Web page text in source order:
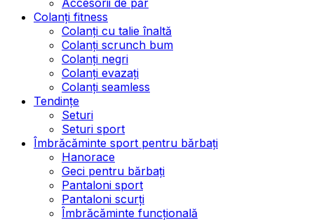
Colanți fitness
Colanți cu talie înaltă
Colanți scrunch bum
Colanți negri
Colanți evazați
Colanți seamless
Tendințe
Seturi
Seturi sport
Îmbrăcăminte sport pentru bărbați
Hanorace
Geci pentru bărbați
Pantaloni sport
Pantaloni scurți
Îmbrăcăminte funcțională